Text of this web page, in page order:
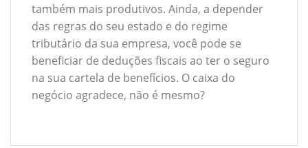
também mais produtivos. Ainda, a depender
das regras do seu estado e do regime
tributário da sua empresa, você pode se
beneficiar de deduções fiscais ao ter o seguro
na sua cartela de benefícios. O caixa do
negócio agradece, não é mesmo?